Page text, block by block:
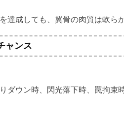
達成しても、翼骨の肉質は軟ら
ャンス
ダウン時、閃光落下時、罠拘束